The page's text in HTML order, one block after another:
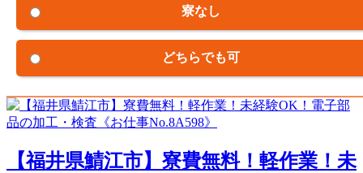
寮なし
どちらでも可
【福井県鯖江市】寮費無料！軽作業！未